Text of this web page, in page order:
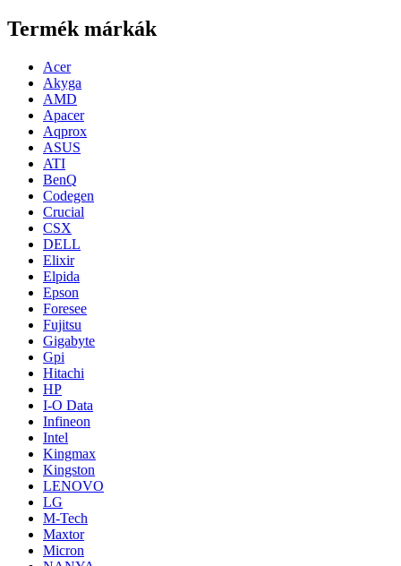
Termék márkák
Acer
Akyga
AMD
Apacer
Aqprox
ASUS
ATI
BenQ
Codegen
Crucial
CSX
DELL
Elixir
Elpida
Epson
Foresee
Fujitsu
Gigabyte
Gpi
Hitachi
HP
I-O Data
Infineon
Intel
Kingmax
Kingston
LENOVO
LG
M-Tech
Maxtor
Micron